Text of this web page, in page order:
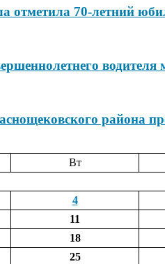
отметила 70-летний
водителя
района
Вт
4
11
18
25